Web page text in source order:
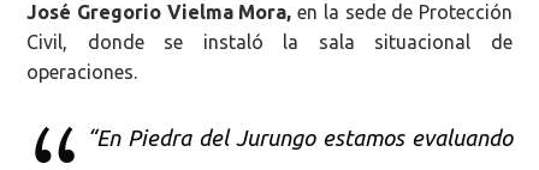
José Gregorio Vielma Mora, en la sede de Protección
Civil, donde se instaló la sala situacional de
operaciones.
“En Piedra del Jurungo estamos evaluando